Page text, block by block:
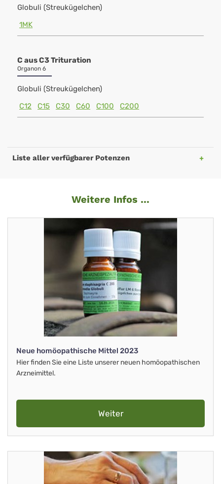
Globuli (Streukügelchen)
1MK
C aus C3 Trituration
Organon 6
Globuli (Streukügelchen)
C12
C15 C30 C60 C100 C200
Liste aller verfügbarer Potenzen
Weitere Infos ...
Neue homöopathische Mittel 2023
Hier finden Sie eine Liste unserer neuen homöopathischen
Arzneimittel.
Weiter